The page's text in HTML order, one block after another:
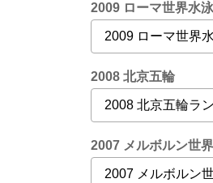
2009 ローマ世界水泳
2008 北京五輪
2007 メルボルン世